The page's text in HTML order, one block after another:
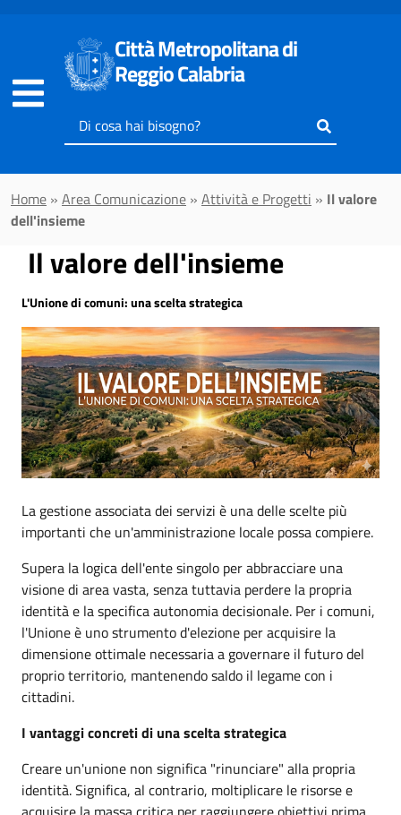
Città Metropolitana di
Reggio Calabria
Inserisci
il
cercare
Home » Area Comunicazione » Attività e Progetti » Il valore
dell'insieme
Il valore dell'insieme
L'Unione di comuni: una scelta strategica
La gestione associata dei servizi è una delle scelte più
importanti che un'amministrazione locale possa compiere.
Supera la logica dell'ente singolo per abbracciare una
visione di area vasta, senza tuttavia perdere la propria
identità e la specifica autonomia decisionale. Per i comuni,
l'Unione è uno strumento d'elezione per acquisire la
dimensione ottimale necessaria a governare il futuro del
proprio territorio, mantenendo saldo il legame con i
cittadini.
I vantaggi concreti di una scelta strategica
Creare un'unione non significa "rinunciare" alla propria
identità. Significa, al contrario, moltiplicare le risorse e